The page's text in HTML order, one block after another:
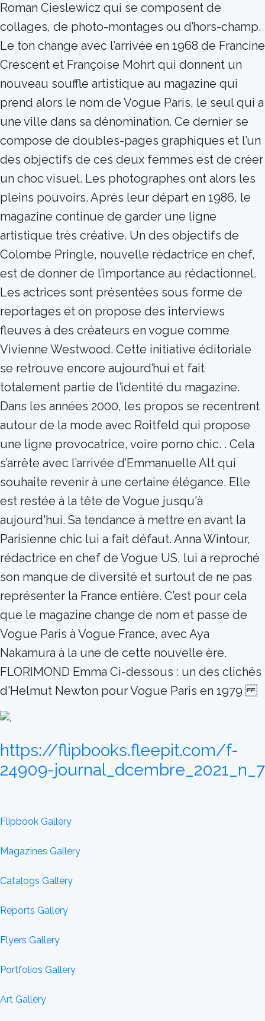
Roman Cieslewicz qui se composent de
collages, de photo-montages ou d’hors-champ.
Le ton change avec l’arrivée en 1968 de Francine
Crescent et Françoise Mohrt qui donnent un
nouveau souffle artistique au magazine qui
prend alors le nom de Vogue Paris, le seul qui a
une ville dans sa dénomination. Ce dernier se
compose de doubles-pages graphiques et l’un
des objectifs de ces deux femmes est de créer
un choc visuel. Les photographes ont alors les
pleins pouvoirs. Après leur départ en 1986, le
magazine continue de garder une ligne
artistique très créative. Un des objectifs de
Colombe Pringle, nouvelle rédactrice en chef,
est de donner de l’importance au rédactionnel.
Les actrices sont présentées sous forme de
reportages et on propose des interviews
fleuves à des créateurs en vogue comme
Vivienne Westwood. Cette initiative éditoriale
se retrouve encore aujourd’hui et fait
totalement partie de l’identité du magazine.
Dans les années 2000, les propos se recentrent
autour de la mode avec Roitfeld qui propose
une ligne provocatrice, voire porno chic. . Cela
s’arrête avec l’arrivée d’Emmanuelle Alt qui
souhaite revenir à une certaine élégance. Elle
est restée à la tête de Vogue jusqu'à
aujourd'hui. Sa tendance à mettre en avant la
Parisienne chic lui a fait défaut. Anna Wintour,
rédactrice en chef de Vogue US, lui a reproché
son manque de diversité et surtout de ne pas
représenter la France entière. C’est pour cela
que le magazine change de nom et passe de
Vogue Paris à Vogue France, avec Aya
Nakamura à la une de cette nouvelle ère.
FLORIMOND Emma Ci-dessous : un des clichés
d'Helmut Newton pour Vogue Paris en 1979
https://flipbooks.fleepit.com/f-
24909-journal_dcembre_2021_n_7
Flipbook Gallery
Magazines Gallery
Catalogs Gallery
Reports Gallery
Flyers Gallery
Portfolios Gallery
Art Gallery